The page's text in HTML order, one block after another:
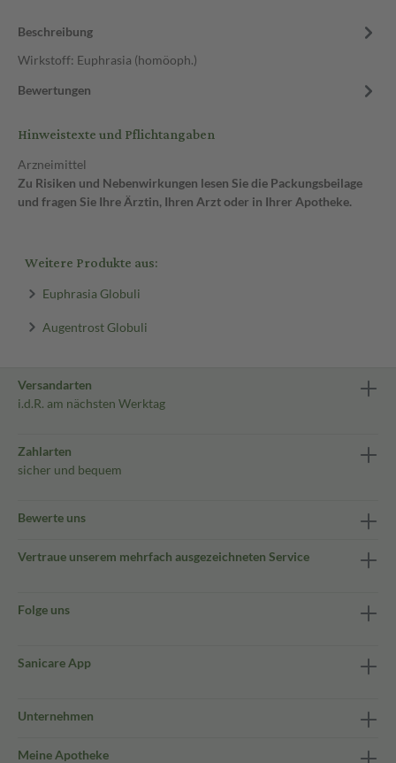
Beschreibung
Wirkstoff: Euphrasia (homöoph.)
Bewertungen
Hinweistexte und Pflichtangaben
Arzneimittel
Zu Risiken und Nebenwirkungen lesen Sie die Packungsbeilage
und fragen Sie Ihre Ärztin, Ihren Arzt oder in Ihrer Apotheke.
Weitere Produkte aus:
Euphrasia Globuli
Augentrost Globuli
Versandarten
i.d.R. am nächsten Werktag
Zahlarten
sicher und bequem
Bewerte uns
Vertraue unserem mehrfach ausgezeichneten Service
Folge uns
Sanicare App
Unternehmen
Meine Apotheke